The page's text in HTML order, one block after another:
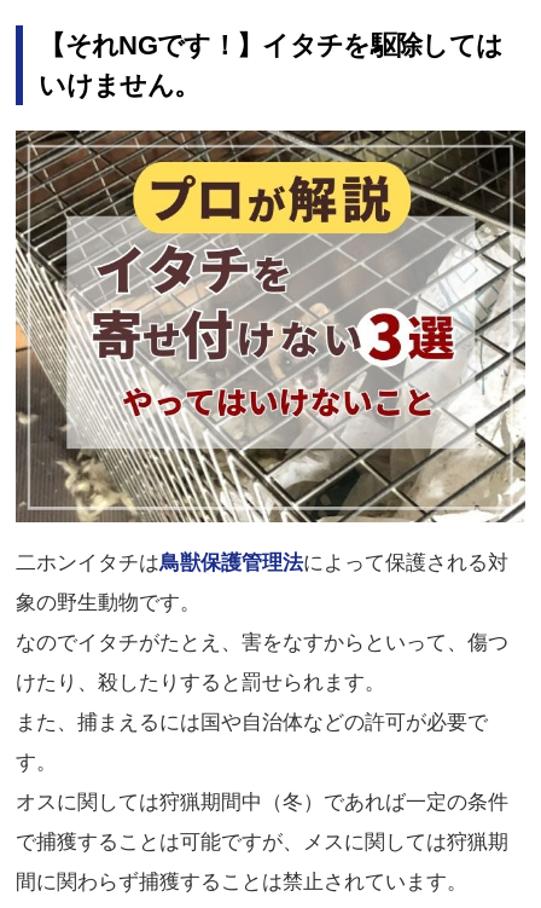
【それNGです！】イタチを駆除しては
いけません。
二ホンイタチは鳥獣保護管理法によって保護される対
象の野生動物です。
なのでイタチがたとえ、害をなすからといって、傷つ
けたり、殺したりすると罰せられます。
また、捕まえるには国や自治体などの許可が必要で
す。
オスに関しては狩猟期間中（冬）であれば一定の条件
で捕獲することは可能ですが、メスに関しては狩猟期
間に関わらず捕獲することは禁止されています。